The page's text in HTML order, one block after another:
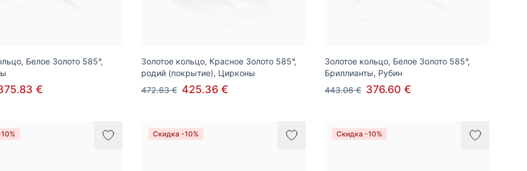
Белое Золото 585°,
€
Золотое кольцо, Красное Золото 585°,
родий (покрытие), Цирконы
472.63 € 425.36 €
Золотое кольцо, Белое Золото 585°,
Бриллианты, Рубин
443.06 € 376.60 €
Скидка -10% Скидка -10%